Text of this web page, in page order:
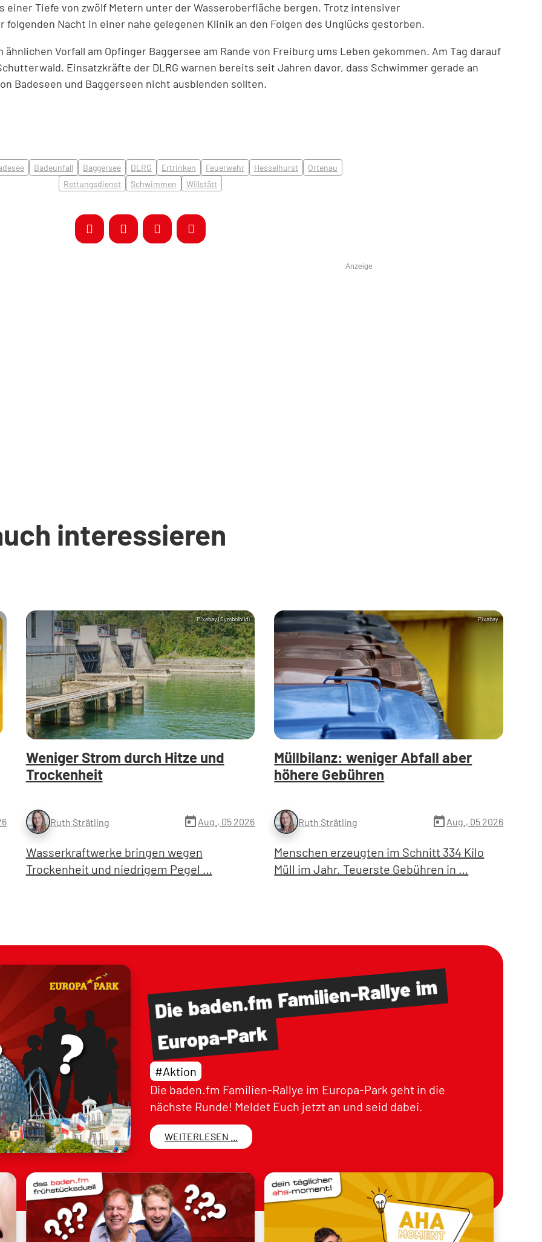
einer Tiefe von zwölf Metern unter der Wasseroberfläche bergen. Trotz intensiver
Nacht in einer nahe gelegenen Klinik an den Folgen des Unglücks gestorben.
Vorfall am Opfinger Baggersee am Rande von Freiburg ums Leben gekommen. Am Tag darauf
Einsatzkräfte der DLRG warnen bereits seit Jahren davor, dass Schwimmer gerade an
Badeseen und Baggerseen nicht ausblenden sollten.
Badeunfall Baggersee DLRG Ertrinken Feuerwehr Hesselhurst
Ortenau
Rettungsdienst
Schwimmen Willstätt
Anzeige
interessieren
Pixabay (Symbolbild)
Weniger Strom durch Hitze und
Trockenheit
Ruth Strätling todayAug., 05 2026
Wasserkraftwerke bringen wegen
Trockenheit und niedrigem Pegel …
Pixabay
Müllbilanz: weniger Abfall aber
höhere Gebühren
Ruth Strätling today Aug., 05 2026
Menschen erzeugten im Schnitt 334 Kilo
Müll im Jahr. Teuerste Gebühren in …
Die baden.fmFamilien-Rallyeim
Europa-Park
#Aktion
Die baden.fm Familien-Rallye im Europa-Park geht in die
nächste Runde! Meldet Euch jetzt an und seid dabei.
WEITERLESEN ...